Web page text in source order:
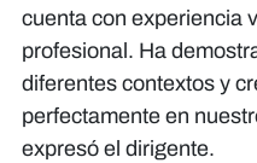
cuenta con experiencia
profesional. Ha
diferentes contextos y
perfectamente en
expresó el dirigente.